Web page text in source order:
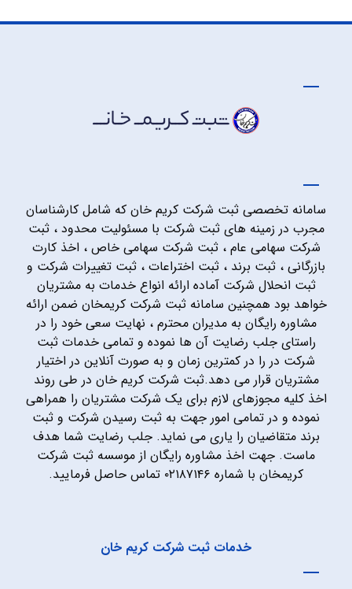
سامانه تخصصی ثبت شرکت کریم خان که شامل کارشناسان
مجرب در زمینه های ثبت شرکت با مسئولیت محدود ، ثبت
شرکت سهامی عام ، ثبت شرکت سهامی خاص ، اخذ کارت
بازرگانی ، ثبت برند ، ثبت اختراعات ، ثبت تغییرات شرکت و
ثبت انحلال شرکت آماده ارائه انواع خدمات به مشتریان
خواهد بود همچنین سامانه ثبت شرکت کریمخان ضمن ارائه
مشاوره رایگان به مدیران محترم ، نهایت سعی خود را در
راستای جلب رضایت آن ها نموده و تمامی خدمات ثبت
شرکت در را در کمترین زمان و به صورت آنلاین در اختیار
مشتریان قرار می دهد.ثبت شرکت کریم خان در طی روند
اخذ کلیه مجوزهای لازم برای یک شرکت مشتریان را همراهی
نموده و در تمامی امور جهت به ثبت رسیدن شرکت و ثبت
برند متقاضیان را یاری می نماید. جلب رضایت شما هدف
ماست. جهت اخذ مشاوره رایگان از موسسه ثبت شرکت
کریمخان با شماره ۰۲۱۸۷۱۴۶ تماس حاصل فرمایید.
خدمات ثبت شرکت کریم خان